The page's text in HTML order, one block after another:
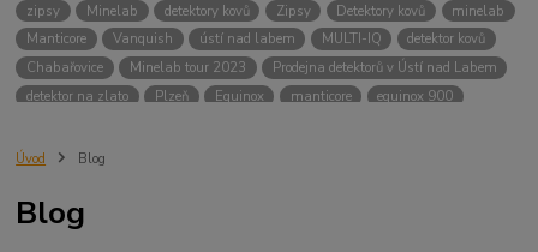
zipsy Minelab detektory kovů Zipsy Detektory kovů
minelab
Manticore
Vanquish ústí nad labem MULTI-IQ
detektor kovů
Chabařovice
Minelab tour 2023
Prodejna detektorů v Ústí nad Labem
detektor na zlato
Plzeň Equinox manticore
equinox 900
Sraz detektorářů
ÚSTÍ NAD LABEM
Úvod Blog
Blog